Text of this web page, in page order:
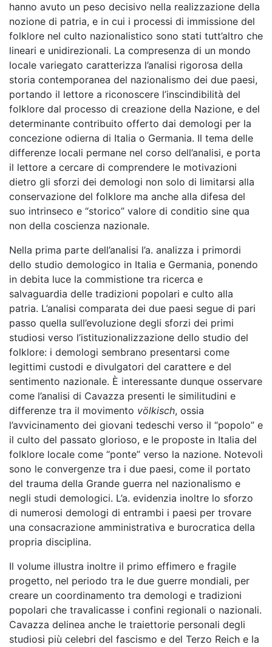
hanno avuto un peso decisivo nella realizzazione della
nozione di patria, e in cui i processi di immissione del
folklore nel culto nazionalistico sono stati tutt’altro che
lineari e unidirezionali. La compresenza di un mondo
locale variegato caratterizza l’analisi rigorosa della
storia contemporanea del nazionalismo dei due paesi,
portando il lettore a riconoscere l’inscindibilità del
folklore dal processo di creazione della Nazione, e del
determinante contribuito offerto dai demologi per la
concezione odierna di Italia o Germania. Il tema delle
differenze locali permane nel corso dell’analisi, e porta
il lettore a cercare di comprendere le motivazioni
dietro gli sforzi dei demologi non solo di limitarsi alla
conservazione del folklore ma anche alla difesa del
suo intrinseco e “storico” valore di conditio sine qua
non della coscienza nazionale.
Nella prima parte dell’analisi l’a. analizza i primordi
dello studio demologico in Italia e Germania, ponendo
in debita luce la commistione tra ricerca e
salvaguardia delle tradizioni popolari e culto alla
patria. L’analisi comparata dei due paesi segue di pari
passo quella sull’evoluzione degli sforzi dei primi
studiosi verso l’istituzionalizzazione dello studio del
folklore: i demologi sembrano presentarsi come
legittimi custodi e divulgatori del carattere e del
sentimento nazionale. È interessante dunque osservare
come l’analisi di Cavazza presenti le similitudini e
differenze tra il movimento völkisch, ossia
l’avvicinamento dei giovani tedeschi verso il “popolo” e
il culto del passato glorioso, e le proposte in Italia del
folklore locale come “ponte” verso la nazione. Notevoli
sono le convergenze tra i due paesi, come il portato
del trauma della Grande guerra nel nazionalismo e
negli studi demologici. L’a. evidenzia inoltre lo sforzo
di numerosi demologi di entrambi i paesi per trovare
una consacrazione amministrativa e burocratica della
propria disciplina.
Il volume illustra inoltre il primo effimero e fragile
progetto, nel periodo tra le due guerre mondiali, per
creare un coordinamento tra demologi e tradizioni
popolari che travalicasse i confini regionali o nazionali.
Cavazza delinea anche le traiettorie personali degli
studiosi più celebri del fascismo e del Terzo Reich e la